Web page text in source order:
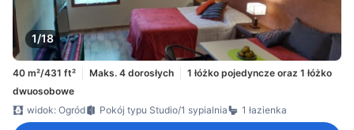
1/18
40 m²/431 ft² Maks. 4 dorosłych
1 łóżko pojedyncze oraz 1 łóżko
dwuosobowe
widok: Ogród
Pokój typu Studio/1 sypialnia 1 łazienka